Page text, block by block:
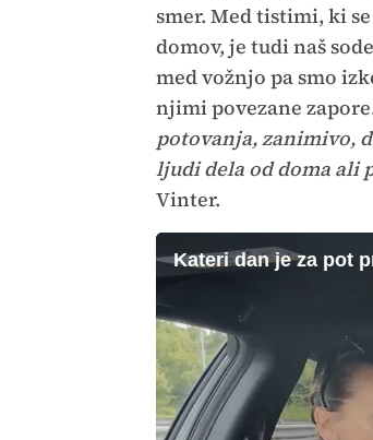
smer. Med tistimi, ki
domov, je tudi naš
med vožnjo pa smo
njimi povezane
potovanja, zanimivo,
ljudi dela od doma ali
Vinter.
Kateri dan je za pot